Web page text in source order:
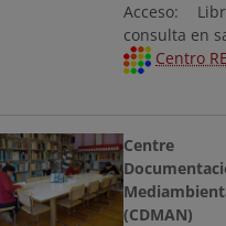
Acceso:
consulta en
Centro
(CDMAN)